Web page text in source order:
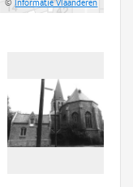
©Informatie Vlaanderen